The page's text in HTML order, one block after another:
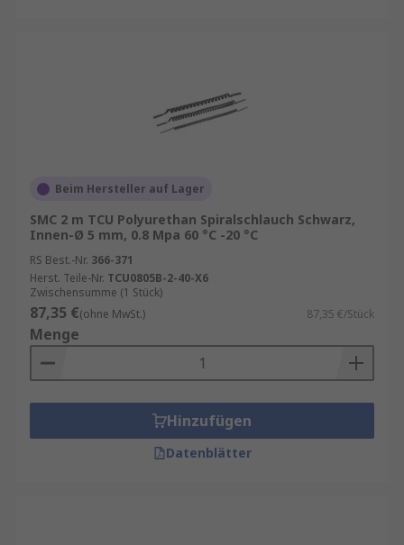
Beim Hersteller auf Lager
SMC 2 m TCU Polyurethan Spiralschlauch Schwarz,
Innen-Ø 5 mm, 0.8 Mpa 60 °C -20 °C
RS Best.-Nr. 366-371
Herst. Teile-Nr. TCU0805B-2-40-X6
Zwischensumme (1 Stück)
87,35 €(ohne MwSt.) 87,35 €/Stück
Menge
Hinzufügen
Datenblätter